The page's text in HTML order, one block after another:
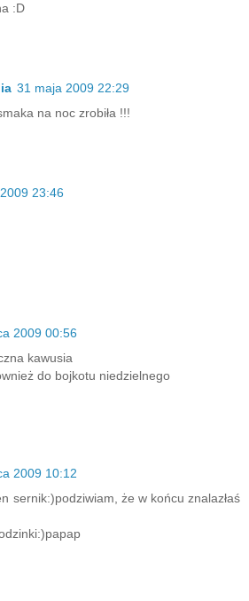
:D
31 maja 2009 22:29
na noc zrobiła !!!
23:46
2009 00:56
kawusia
do bojkotu niedzielnego
2009 10:12
sernik:)podziwiam, że w końcu znalazłaś